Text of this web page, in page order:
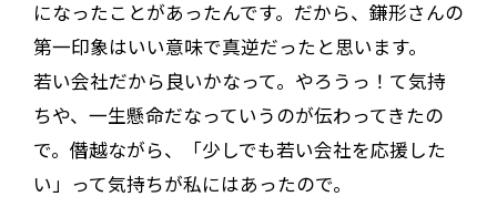
になったことがあったんです。だから、鎌形さんの
第一印象はいい意味で真逆だったと思います。
若い会社だから良いかなって。やろうっ！て気持
ちや、一生懸命だなっていうのが伝わってきたの
で。僭越ながら、「少しでも若い会社を応援した
い」って気持ちが私にはあったので。